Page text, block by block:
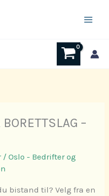
–
/Oslo - Bedrifter og
bistand til? Velg fra en